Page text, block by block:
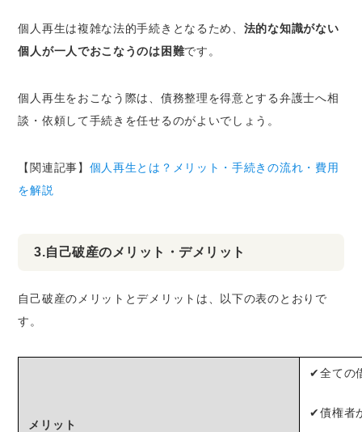
個人再生は複雑な法的手続きとなるため、 法的な知識がない
個人が一人でおこなうのは困難です。
個人再生をおこなう際は、債務整理を得意とする弁護士へ相
談・依頼して手続きを任せるのがよいでしょう。
【関連記事】 個人再生とは？メリット・手続きの流れ・費用
を解説
3.自己破産のメリット・デメリット
自己破産のメリットとデメリットは、以下の表のとおりで
す。
メリット
✔全ての
✔債権者